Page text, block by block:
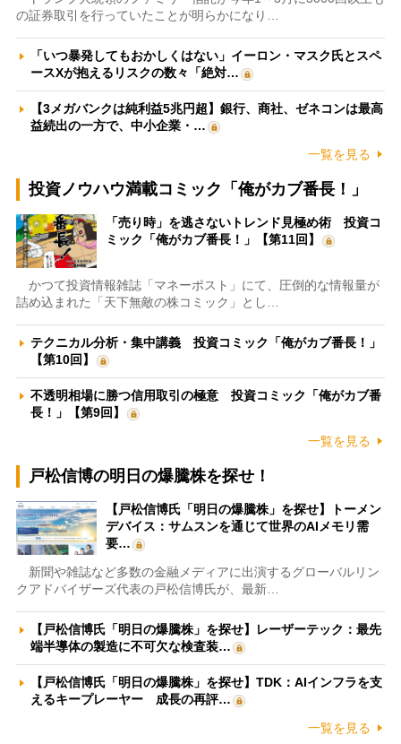
の証券取引を行っていたことが明らかになり…
「いつ暴発してもおかしくはない」イーロン・マスク氏とスペ
ースXが抱えるリスクの数々「絶対…
【3メガバンクは純利益5兆円超】銀行、商社、ゼネコンは最高
益続出の一方で、中小企業・…
一覧を見る
投資ノウハウ満載コミック「俺がカブ番長！」
「売り時」を逃さないトレンド見極め術 投資コ
ミック「俺がカブ番長！」【第11回】
かつて投資情報雑誌「マネーポスト」にて、圧倒的な情報量が
詰め込まれた「天下無敵の株コミック」とし…
テクニカル分析・集中講義 投資コミック「俺がカブ番長！」
【第10回】
不透明相場に勝つ信用取引の極意 投資コミック「俺がカブ番
長！」【第9回】
一覧を見る
戸松信博の明日の爆騰株を探せ！
【戸松信博氏「明日の爆騰株」を探せ】トーメン
デバイス：サムスンを通じて世界のAIメモリ需
要…
新聞や雑誌など多数の金融メディアに出演するグローバルリン
クアドバイザーズ代表の戸松信博氏が、最新…
【戸松信博氏「明日の爆騰株」を探せ】レーザーテック：最先
端半導体の製造に不可欠な検査装…
【戸松信博氏「明日の爆騰株」を探せ】TDK：AIインフラを支
えるキープレーヤー 成長の再評…
一覧を見る